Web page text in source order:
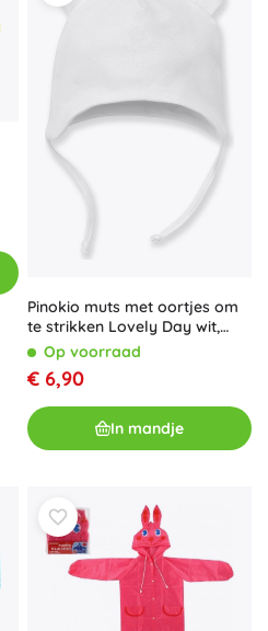
Pinokio muts met oortjes om
te strikken Lovely Day wit,
maat 50
Op voorraad
€ 6,90
In mandje